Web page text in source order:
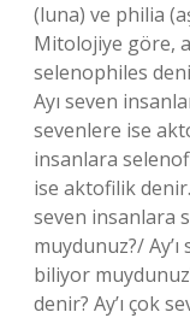
(luna) ve philia
Mitolojiye göre,
selenophiles
Ayı seven
sevenlere ise
insanlara
ise aktofilik denir.
seven insanlara
muydunuz?/
biliyor
denir? Ay’ı çok